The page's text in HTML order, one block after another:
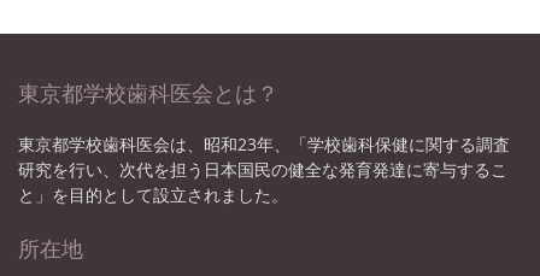
東京都学校歯科医会とは？
東京都学校歯科医会は、昭和23年、「学校歯科保健に関する調査
研究を行い、次代を担う日本国民の健全な発育発達に寄与するこ
と」を目的として設立されました。
所在地